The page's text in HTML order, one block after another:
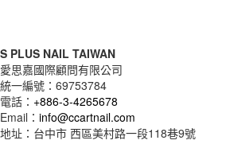
S PLUS NAIL TAIWAN
愛思嘉國際顧問有限公司
統一編號： 69753784
電話： +886-3-4265678
Email： info@ccartnail.com
地址： 台中市 西區美村路一段118巷9號